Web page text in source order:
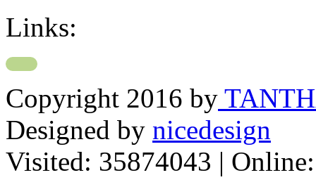
Links:
Copyright 2016 by
Designed by nicedesign
Visited: 35874043 |